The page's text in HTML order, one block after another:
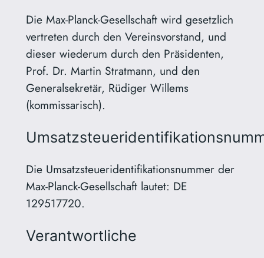
Die Max-Planck-Gesellschaft wird gesetzlich
vertreten durch den Vereinsvorstand, und
dieser wiederum durch den Präsidenten,
Prof. Dr. Martin Stratmann, und den
Generalsekretär, Rüdiger Willems
(kommissarisch).
Die Umsatzsteueridentifikationsnummer der
Max-Planck-Gesellschaft lautet: DE
129517720.
Verantwortliche